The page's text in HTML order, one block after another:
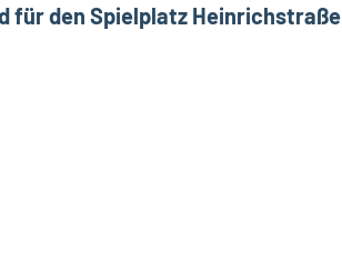
für den Spielplatz Heinrichstraße